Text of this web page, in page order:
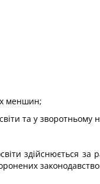
меншин;
та у зворотньому
здійснюється